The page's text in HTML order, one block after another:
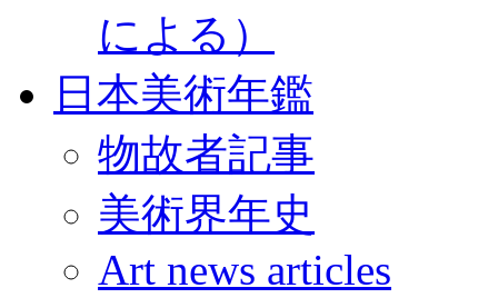
による）
日本美術年鑑
物故者記事
美術界年史
Art news articles